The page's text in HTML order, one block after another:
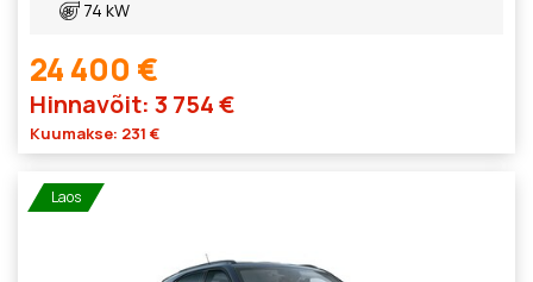
74 kW
24 400 €
Hinnavõit: 3 754 €
Kuumakse: 231 €
Laos